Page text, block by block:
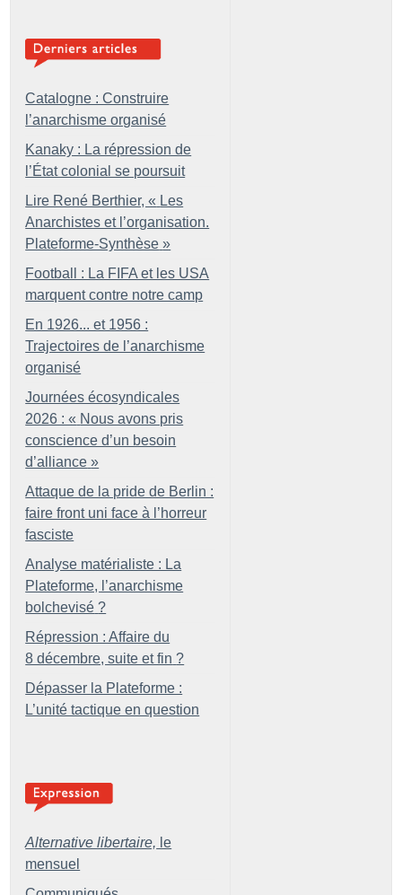
Catalogne : Construire
l’anarchisme organisé
Kanaky : La répression de
l’État colonial se poursuit
Lire René Berthier, « Les
Anarchistes et l’organisation.
Plateforme-Synthèse »
Football : La FIFA et les USA
marquent contre notre camp
En 1926... et 1956 :
Trajectoires de l’anarchisme
organisé
Journées écosyndicales
2026 : « Nous avons pris
conscience d’un besoin
d’alliance »
Attaque de la pride de Berlin :
faire front uni face à l’horreur
fasciste
Analyse matérialiste : La
Plateforme, l’anarchisme
bolchevisé ?
Répression : Affaire du
8 décembre, suite et fin ?
Dépasser la Plateforme :
L’unité tactique en question
Alternative libertaire, le
mensuel